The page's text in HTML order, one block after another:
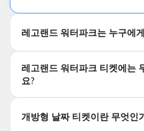
레고랜드 워터파크는 누구에
이 공원은 특히
레고랜드 워터파크 티켓에는
요?
스탠다드 입장권으로 모든
개방형 날짜 티켓이란 무엇인